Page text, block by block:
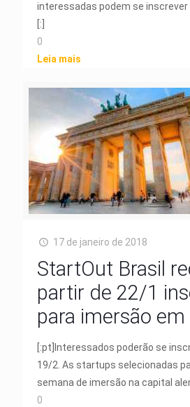
interessadas podem se
[:]
0
Leia mais
17 de janeiro de 2018
StartOut Brasil
partir de 22/1
para imersão
[:pt]Interessados poderão se
19/2. As startups selecionadas
semana de imersão na capital
0